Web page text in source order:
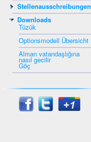
Stellenausschreibungen
Downloads
Tüzük
Optionsmodell Übersicht
Alman vatandaşlığına
nasıl gecilir
Göç